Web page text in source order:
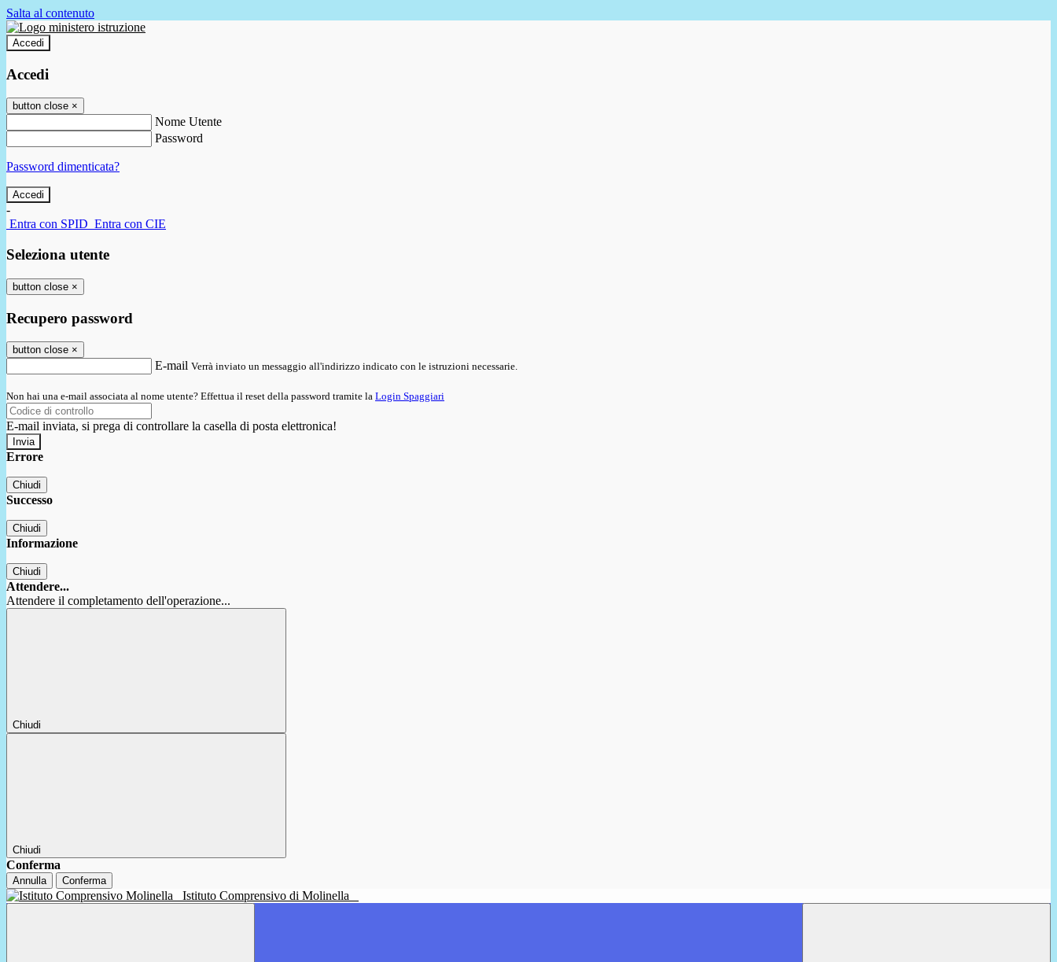
Salta al contenuto
Accedi
Accedi
button close ×
Nome Utente
Password
Password dimenticata?
-
Entra con SPID Entra con CIE
Seleziona utente
button close ×
Recupero password
button close ×
E-mail Verrà inviato un messaggio all'indirizzo indicato con le istruzioni necessarie.
Non hai una e-mail associata al nome utente? Effettua il reset della password tramite la Login Spaggiari
E-mail inviata, si prega di controllare la casella di posta elettronica!
Errore
Chiudi
Successo
Chiudi
Informazione
Chiudi
Attendere...
Attendere il completamento dell'operazione...
Chiudi
Chiudi
Conferma
Annulla Conferma
Istituto Comprensivo di Molinella